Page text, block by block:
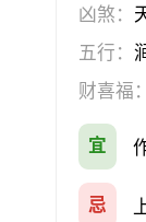
经络
赴任
祭祀
凶煞：
五行：
财喜福：
宜
忌